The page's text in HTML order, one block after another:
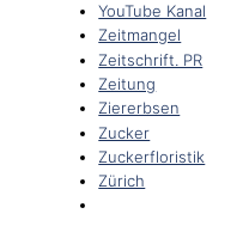
YouTube Kanal
Zeitmangel
Zeitschrift. PR
Zeitung
Ziererbsen
Zucker
Zuckerfloristik
Zürich